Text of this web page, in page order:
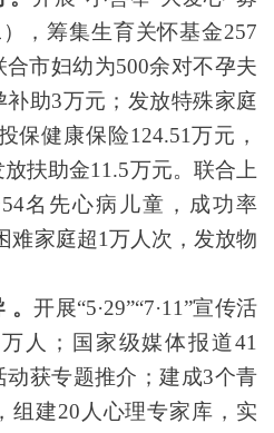
，筹集生育关怀基金257
市妇幼为500余对不孕夫
助3万元；发放特殊家庭
保健康保险124.51万元，
扶助金11.5万元。联合上
名先心病儿童，成功率
难家庭超1万人次，发放物
。开展“5·29”“7·11”宣传活
人；国家级媒体报道41
获专题推介；建成3个青
组建20人心理专家库，实